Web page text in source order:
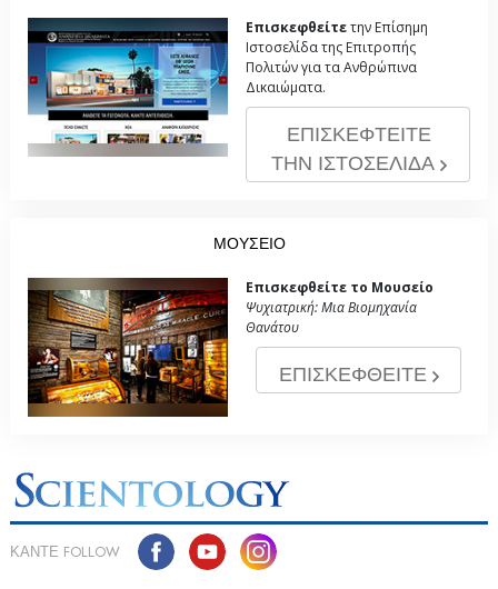
Επισκεφθείτετην Επίσημη
Ιστοσελίδα της Επιτροπής
Πολιτών για τα Ανθρώπινα
Δικαιώματα.
ΕΠΙΣΚΕΦΤΕΙΤΕ
ΤΗΝ ΙΣΤΟΣΕΛΙΔΑ
ΜΟΥΣΕΙΟ
Επισκεφθείτε το Μουσείο
Ψυχιατρική: Μια Βιομηχανία
Θανάτου
ΕΠΙΣΚΕΦΘΕΙΤΕ
ΚΑΝΤΕ FOLLOW